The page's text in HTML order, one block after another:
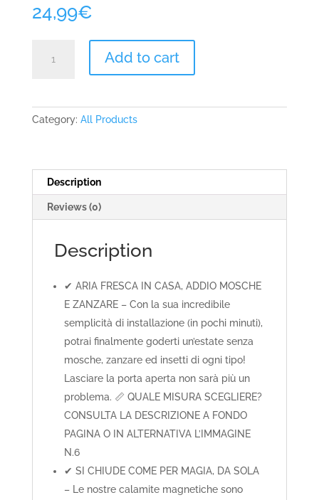
24,99€
Zanzariera
Premium
Add to cart
Category: All Products
Description
Reviews (0)
Description
✔ ARIA FRESCA IN CASA, ADDIO MOSCHE
E ZANZARE – Con la sua incredibile
semplicità di installazione (in pochi minuti),
potrai finalmente goderti un’estate senza
mosche, zanzare ed insetti di ogni tipo!
Lasciare la porta aperta non sarà più un
problema. 📏 QUALE MISURA SCEGLIERE?
CONSULTA LA DESCRIZIONE A FONDO
PAGINA O IN ALTERNATIVA L’IMMAGINE
N.6
✔ SI CHIUDE COME PER MAGIA, DA SOLA
– Le nostre calamite magnetiche sono